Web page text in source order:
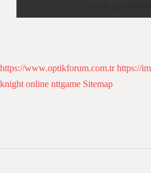
https://www.optikforum.com.tr https://
knight online nttgame Sitemap